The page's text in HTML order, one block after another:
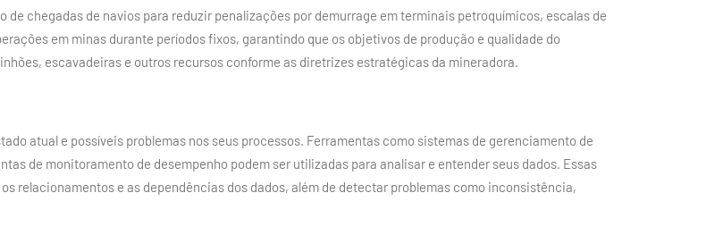
chegadas de navios para reduzir penalizações por demurrage em terminais petroquímicos, escalas de
em minas durante períodos fixos, garantindo que os objetivos de produção e qualidade do
escavadeiras e outros recursos conforme as diretrizes estratégicas da mineradora.
atual e possíveis problemas nos seus processos. Ferramentas como sistemas de gerenciamento de
de monitoramento de desempenho podem ser utilizadas para analisar e entender seus dados. Essas
relacionamentos e as dependências dos dados, além de detectar problemas como inconsistência,